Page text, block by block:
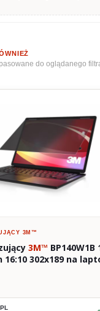
do oglądanego
3M™
3M™ BP140W1B
16:10 302x189 na